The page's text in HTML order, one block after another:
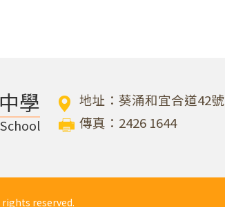
學 地址：葵涌和宜合道42號
傳真：2426 1644
rights reserved.